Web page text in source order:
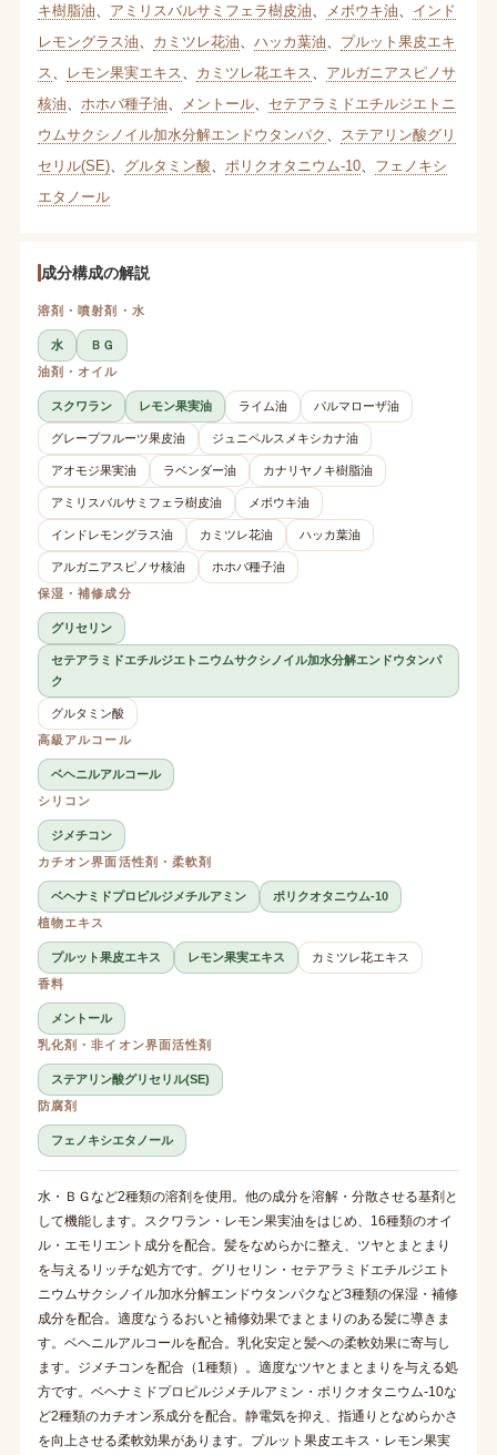
キ樹脂油
アミリスバルサミフェラ樹皮油 メボウキ油
インド
レモングラス油
カミツレ花油 ハッカ葉油
プルット果皮エキ
ス
レモン果実エキス カミツレ花エキス
アルガニアスピノサ
核油
ホホバ種子油 メントール、 セテアラミドエチルジエトニ
ウムサクシノイル加水分解エンドウタンパク
ステアリン酸グリ
セリル(SE)、 グルタミン酸 ポリクオタニウム-10、 フェノキシ
エタノール
成分構成の解説
溶剤・噴射剤・水
水
ＢＧ
油剤・オイル
スクワラン レモン果実油 ライム油 パルマローザ油
グレープフルーツ果皮油 ジュニペルスメキシカナ油
アオモジ果実油 ラベンダー油 カナリヤノキ樹脂油
アミリスバルサミフェラ樹皮油 メボウキ油
インドレモングラス油 カミツレ花油 ハッカ葉油
アルガニアスピノサ核油
ホホバ種子油
保湿・補修成分
グリセリン
セテアラミドエチルジエトニウムサクシノイル加水分解エンドウタンパ
ク
グルタミン酸
高級アルコール
ベヘニルアルコール
シリコン
ジメチコン
カチオン界面活性剤・柔軟剤
ベヘナミドプロピルジメチルアミン
ポリクオタニウム-10
植物エキス
プルット果皮エキス レモン果実エキス
カミツレ花エキス
香料
メントール
乳化剤・非イオン界面活性剤
ステアリン酸グリセリル(SE)
防腐剤
フェノキシエタノール
水・ＢＧなど2種類の溶剤を使用。他の成分を溶解・分散させる基剤と
して機能します。スクワラン・レモン果実油をはじめ、16種類のオイ
ル・エモリエント成分を配合。髪をなめらかに整え、ツヤとまとまり
を与えるリッチな処方です。グリセリン・セテアラミドエチルジエト
ニウムサクシノイル加水分解エンドウタンパクなど3種類の保湿・補修
成分を配合。適度なうるおいと補修効果でまとまりのある髪に導きま
す。ベヘニルアルコールを配合。乳化安定と髪への柔軟効果に寄与し
ます。ジメチコンを配合（1種類）。適度なツヤとまとまりを与える処
方です。ベヘナミドプロピルジメチルアミン・ポリクオタニウム-10な
ど2種類のカチオン系成分を配合。静電気を抑え、指通りとなめらかさ
を向上させる柔軟効果があります。プルット果皮エキス・レモン果実